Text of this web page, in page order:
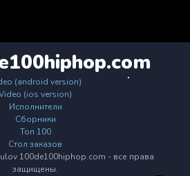
(android version)
(ios version)
Исполнители
Сборники
Топ 100
Стол заказов
100de100hiphop.com - все права
защищены.